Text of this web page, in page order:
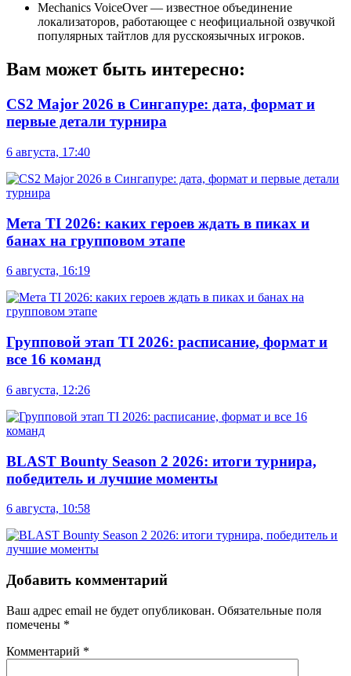
Mechanics VoiceOver — известное объединение
локализаторов, работающее с неофициальной озвучкой
популярных тайтлов для русскоязычных игроков.
Вам может быть интересно:
CS2 Major 2026 в Сингапуре: дата, формат и
первые детали турнира
6 августа, 17:40
Мета TI 2026: каких героев ждать в пиках и
банах на групповом этапе
6 августа, 16:19
Групповой этап TI 2026: расписание, формат и
все 16 команд
6 августа, 12:26
BLAST Bounty Season 2 2026: итоги турнира,
победитель и лучшие моменты
6 августа, 10:58
Добавить комментарий
Ваш адрес email не будет опубликован. Обязательные поля
помечены *
Комментарий *